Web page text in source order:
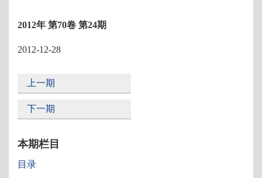
2012年 第70卷 第24期
2012-12-28
上一期
下一期
本期栏目
目录